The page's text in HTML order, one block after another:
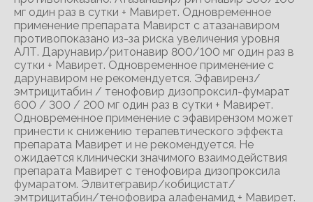
мг один раз в сутки + Мавирет. Одновременное
применение препарата Мавирст с атазанавиром
противопоказано из-за риска увеличения уровня
АЛТ. Дарунавир/ритонавир 800/100 мг один раз в
сутки + Мавирет. Одновременное применение с
дарунавиром не рекомендуется. Эфавиренз/
эмтрицитабин / тенофовир дизопроксил-фумарат
600 / 300 / 200 мг один раз в сутки + Мавирет.
Одновременное применение с эфавирензом может
принести к снижению терапевтического эффекта
препарата Мавирет и не рекомендуется. Не
ожидается клинически значимого взаимодействия
препарата Мавирет с тенофовира дизопроксила
фумаратом. Элвитегравир/кобицистат/
эмтрицитабин/тенофовира алафенамид + Мавирет.